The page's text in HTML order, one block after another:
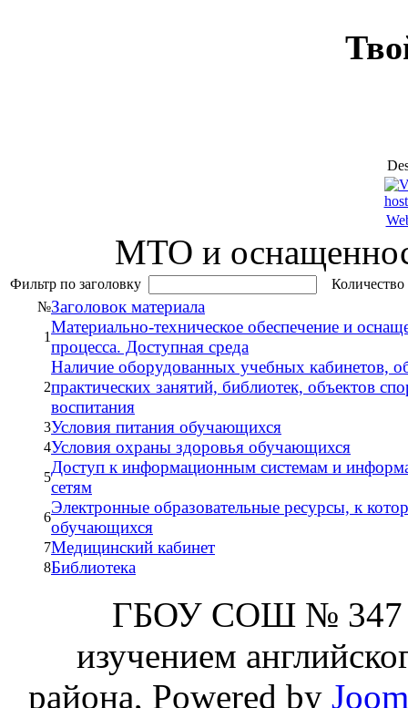
МТО и
Фильтр по заголовку
№Заголовок материала
1
Материально-техническое обеспечение и
процесса. Доступная среда
2
Наличие оборудованных учебных кабинетов,
практических занятий, библиотек, объектов
воспитания
3Условия питания обучающихся
4Условия охраны здоровья обучающихся
5
Доступ к информационным системам и
сетям
6
Электронные образовательные ресурсы, к
обучающихся
7Медицинский кабинет
8Библиотека
ГБОУ СОШ № 347
изучением
района, Powered by